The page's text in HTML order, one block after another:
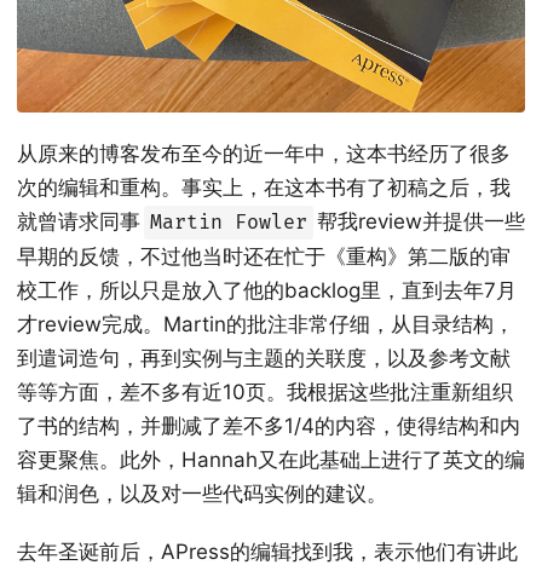
从原来的博客发布至今的近一年中，这本书经历了很多
次的编辑和重构。事实上，在这本书有了初稿之后，我
就曾请求同事 Martin Fowler 帮我review并提供一些
早期的反馈，不过他当时还在忙于《重构》第二版的审
校工作，所以只是放入了他的backlog里，直到去年7月
才review完成。Martin的批注非常仔细，从目录结构，
到遣词造句，再到实例与主题的关联度，以及参考文献
等等方面，差不多有近10页。我根据这些批注重新组织
了书的结构，并删减了差不多1/4的内容，使得结构和内
容更聚焦。此外，Hannah又在此基础上进行了英文的编
辑和润色，以及对一些代码实例的建议。
去年圣诞前后，APress的编辑找到我，表示他们有讲此